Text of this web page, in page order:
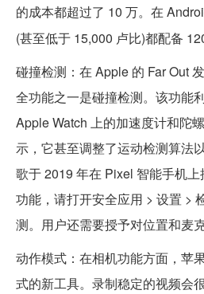
的成本都超过了 10 万。在
(甚至低于 15,000 卢比)都配备
碰撞检测：在 Apple 的 Far Out
全功能之一是碰撞检测。该功能
Apple Watch 上的加速度计和陀
示，它甚至调整了运动检测算法
歌于 2019 年在 Pixel 智能手机
功能，请打开安全应用 > 设置 >
测。用户还需要授予对位置和麦
动作模式：在相机功能方面，苹
式的新工具。录制稳定的视频会